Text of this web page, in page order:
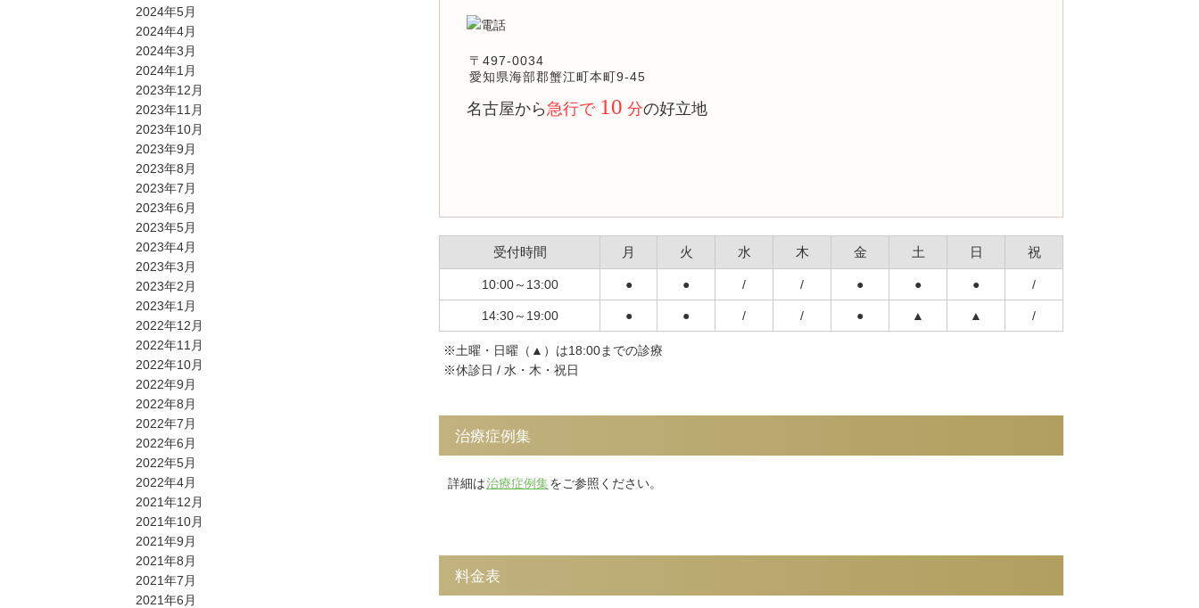
2024年5月
2024年4月
2024年3月
2024年1月
2023年12月
2023年11月
2023年10月
2023年9月
2023年8月
2023年7月
2023年6月
2023年5月
2023年4月
2023年3月
2023年2月
2023年1月
2022年12月
2022年11月
2022年10月
2022年9月
2022年8月
2022年7月
2022年6月
2022年5月
2022年4月
2021年12月
2021年10月
2021年9月
2021年8月
2021年7月
2021年6月
〒497-0034
愛知県海部郡蟹江町本町9-45
名古屋から急行で 10 分の好立地
受付時間 月 火 水 木 金 土 日 祝
10:00～13:00 ● ● / / ● ● ● /
14:30～19:00 ● ● / / ● ▲ ▲ /
※土曜・日曜（▲）は18:00までの診療
※休診日 / 水・木・祝日
治療症例集
詳細は治療症例集をご参照ください。
料金表